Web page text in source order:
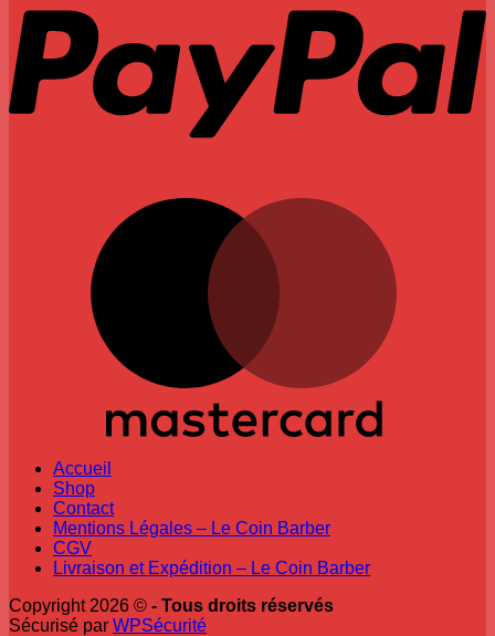
Accueil
Shop
Contact
Mentions Légales – Le Coin Barber
CGV
Livraison et Expédition – Le Coin Barber
Copyright 2026 © - Tous droits réservés
Sécurisé par WPSécurité